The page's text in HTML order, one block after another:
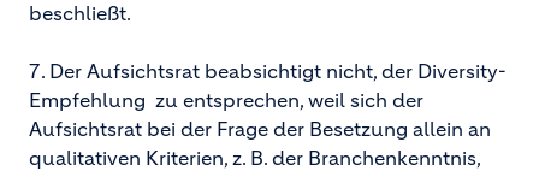
beschließt.
7. Der Aufsichtsrat beabsichtigt nicht, der Diversity-
Empfehlung zu entsprechen, weil sich der
Aufsichtsrat bei der Frage der Besetzung allein an
qualitativen Kriterien, z. B. der Branchenkenntnis,